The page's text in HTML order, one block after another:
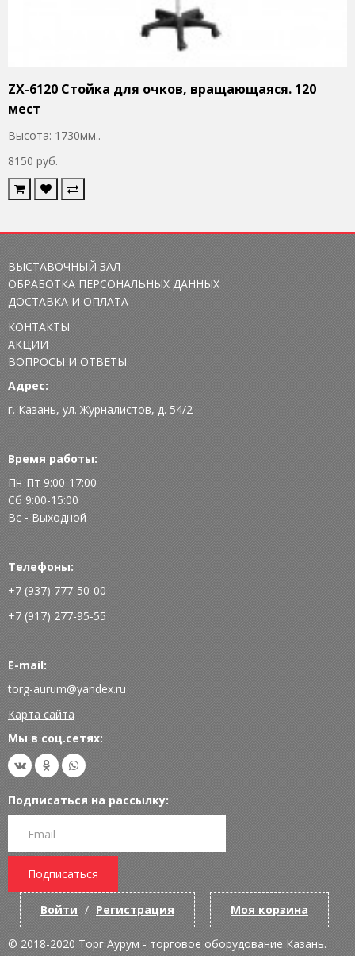
ZX-6120 Стойка для очков, вращающаяся. 120
мест
Высота: 1730мм..
8150 руб.
ВЫСТАВОЧНЫЙ ЗАЛ
ОБРАБОТКА ПЕРСОНАЛЬНЫХ ДАННЫХ
ДОСТАВКА И ОПЛАТА
КОНТАКТЫ
АКЦИИ
ВОПРОСЫ И ОТВЕТЫ
Адрес:
г. Казань, ул. Журналистов, д. 54/2
Время работы:
Пн-Пт 9:00-17:00
Сб 9:00-15:00
Вс - Выходной
Телефоны:
+7 (937) 777-50-00
+7 (917) 277-95-55
E-mail:
torg-aurum@yandex.ru
Карта сайта
Мы в соц.сетях:
Подписаться на рассылку:
Подписаться
Войти / Регистрация Моя корзина
© 2018-2020 Торг Аурум - торговое оборудование Казань.